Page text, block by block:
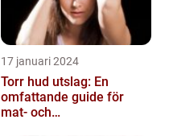
17 januari 2024
Torr hud utslag: En
omfattande guide för
mat- och